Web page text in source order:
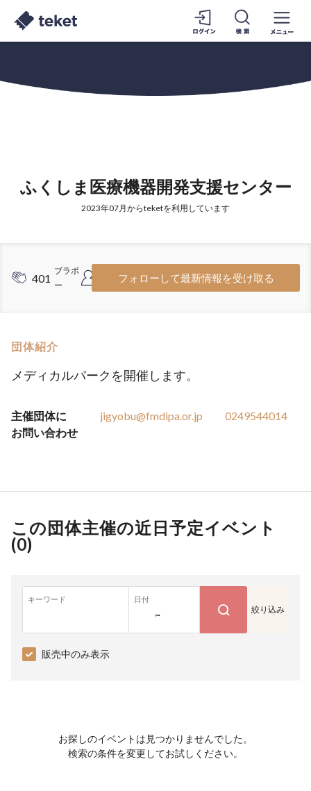
ふくしま医療機器開発支援センター
2023年07月からteketを利用しています
401
ブラボ
ー
157
ワー
フォローして最新情報を受け取る
団体紹介
メディカルパークを開催します。
主催団体に
お問い合わせ
jigyobu@fmdipa.or.jp 0249544014
この団体主催の近日予定イベント
(0)
キーワード 日付
~ 絞り込み
販売中のみ表示
お探しのイベントは見つかりませんでした。
検索の条件を変更してお試しください。